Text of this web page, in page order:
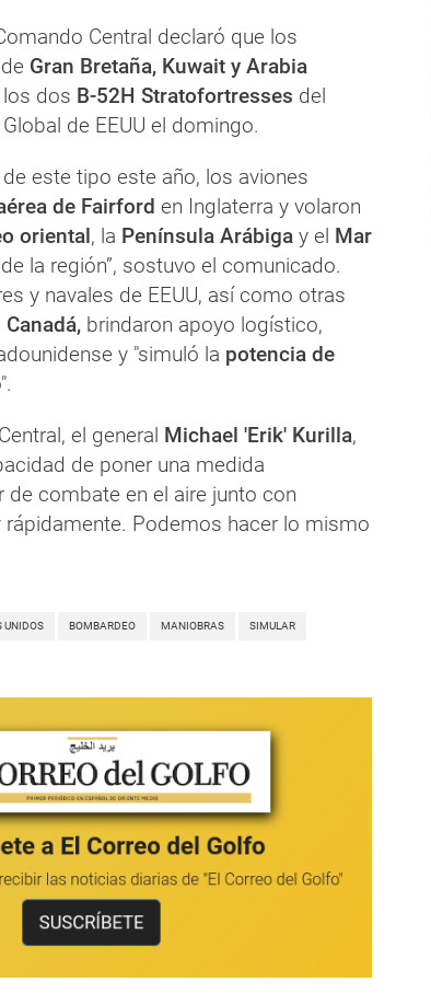
Central declaró que los
Gran Bretaña, Kuwait y Arabia
dos B-52H Stratofortresses del
de EEUU el domingo.
este tipo este año, los aviones
de Fairford en Inglaterra y volaron
oriental, la Península Arábiga y el Mar
la región”, sostuvo el comunicado.
y navales de EEUU, así como otras
Canadá, brindaron apoyo logístico,
y "simuló la potencia de
el general Michael 'Erik' Kurilla,
de poner una medida
de combate en el aire junto con
Podemos hacer lo mismo
UNIDOS BOMBARDEO MANIOBRAS SIMULAR